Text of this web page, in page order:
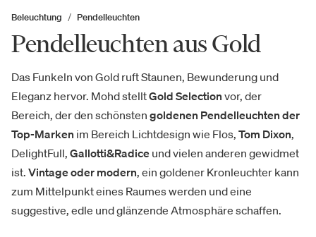
Beleuchtung Pendelleuchten
Pendelleuchten aus Gold
Das Funkeln von Gold ruft Staunen, Bewunderung und
Eleganz hervor. Mohd stelltGold Selection vor, der
Bereich, der den schönsten goldenen Pendelleuchten der
Top-Marken im Bereich Lichtdesign wie Flos, Tom Dixon,
DelightFull, Gallotti&Radice und vielen anderen gewidmet
ist. Vintage oder modern, ein goldener Kronleuchter kann
zum Mittelpunkt eines Raumes werden und eine
suggestive, edle und glänzende Atmosphäre schaffen.